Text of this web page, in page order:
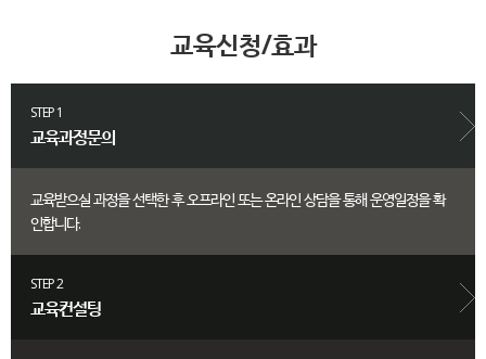
교육신청/효과
STEP 1
교육과정문의
교육받으실 과정을 선택한 후 오프라인 또는 온라인 상담을 통해 운영일정을 확
인합니다.
STEP 2
교육컨설팅